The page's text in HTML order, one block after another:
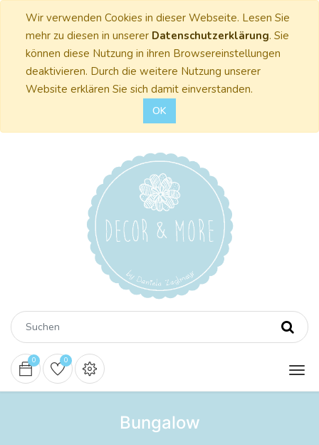
Wir verwenden Cookies in dieser Webseite. Lesen Sie
mehr zu diesen in unserer Datenschutzerklärung. Sie
können diese Nutzung in ihren Browsereinstellungen
deaktivieren. Durch die weitere Nutzung unserer
Website erklären Sie sich damit einverstanden.
OK
0 0
Bungalow